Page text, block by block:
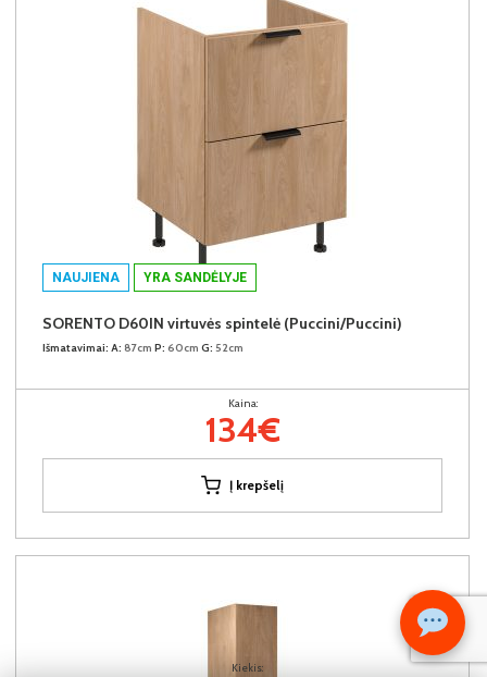
Kiekis:
NAUJIENA YRA SANDĖLYJE
SORENTO D60IN virtuvės spintelė (Puccini/Puccini)
Išmatavimai: A: 87cm P: 60cm G: 52cm
Kaina:
134€
Į krepšelį